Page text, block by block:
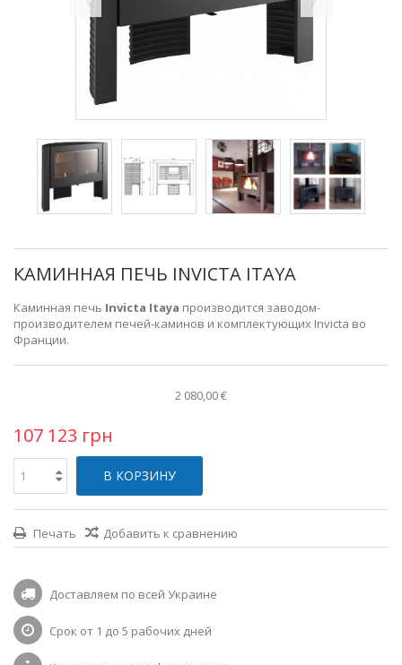
КАМИННАЯ ПЕЧЬ INVICTA ITAYA
Каминная печь Invicta Itaya производится заводом-
производителем печей-каминов и комплектующих Invicta во
Франции.
2 080,00 €
107 123 грн
В КОРЗИНУ
Печать Добавить к сравнению
Доставляем по всей Украине
Срок от 1 до 5 рабочих дней